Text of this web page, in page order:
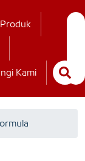
Produk
Kami